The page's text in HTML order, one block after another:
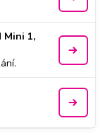
Mini 1,